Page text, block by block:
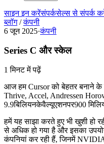
साइन इन करेंसंपर्कसेल्स से संपर्क
ब्लॉग / कंपनी
6 जून 2025·कंपनी
Series C और स्केल
1 मिनट में पढ़ें
आज हम Cursor को बेहतर बनाने के
Thrive, Accel, Andressen
9.9बिलियनकेवैल्यूएशनपर900
हमें यह साझा करते हुए भी खुशी हो
से अधिक हो गया है और इसका
कंपनियां कर रही हैं, जिनमें